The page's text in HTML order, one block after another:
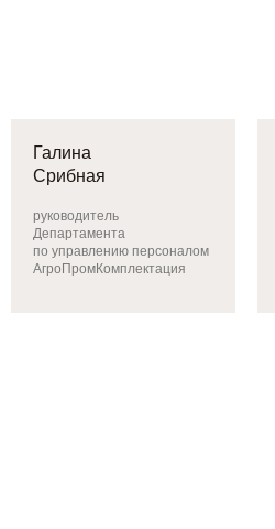
Галина
Срибная
руководитель
Департамента
по управлению персоналом
АгроПромКомплектация